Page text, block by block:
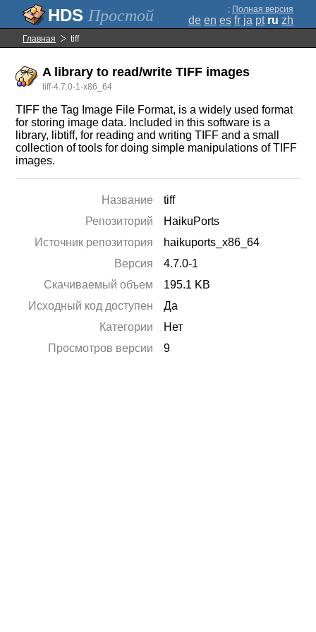
Простой ; Полная версия
de en es fr ja pt ru zh
Главная tiff
A library to read/write TIFF images
tiff-4.7.0-1-x86_64
TIFF the Tag Image File Format, is a widely used format
for storing image data. Included in this software is a
library, libtiff, for reading and writing TIFF and a small
collection of tools for doing simple manipulations of TIFF
images.
Название
tiff
Репозиторий
HaikuPorts
Источник репозитория
haikuports_x86_64
Версия
4.7.0-1
Скачиваемый объем
195.1 KB
Исходный код доступен
Да
Категории
Нет
Просмотров версии
9